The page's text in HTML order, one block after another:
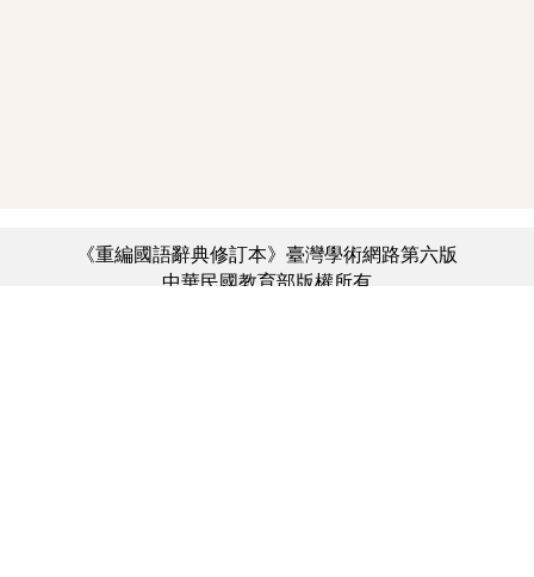
《重編國語辭典修訂本》臺灣學術網路第六版
中華民國教育部版權所有